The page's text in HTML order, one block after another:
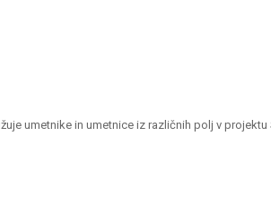
umetnike in umetnice iz različnih polj v